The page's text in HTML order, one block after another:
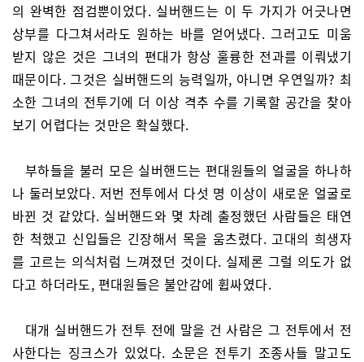
의 완벽한 점검뿐이었다. 실버핸드는 이 두 가지가 어긋나면
상부를 다그쳐서라도 원하는 바를 얻어냈다. 그러고도 미움
받지 않은 것은 그녀의 편대가 항상 훌륭한 전과를 이뤄냈기
때문이다. 그것은 실버핸드의 능력일까, 아니면 우연일까? 최
소한 그녀의 전투기에 더 이상 격추 수를 기록할 공간을 찾아
보기 어렵다는 것만은 확실했다.
부하들을 불러 모은 실버핸드는 편대원들의 얼굴을 하나하
나 둘러보았다. 저번 전투에서 다섯 명 이상이 새로운 얼굴로
바뀐 것 같았다. 실버핸드와 몇 차례 출정했던 사람들은 태연
한 척했고 신입들은 긴장해서 목을 움츠렸다. 고대의 희생자
를 고르는 의식처럼 느껴졌던 것이다. 실제론 그럴 의도가 없
다고 하더라도, 편대원들은 불안감에 휩싸였다.
대개 실버핸드가 전투 전에 말을 건 사람은 그 전투에서 전
사한다는 징크스가 있었다. 소문은 전투기 조종사들 말고도